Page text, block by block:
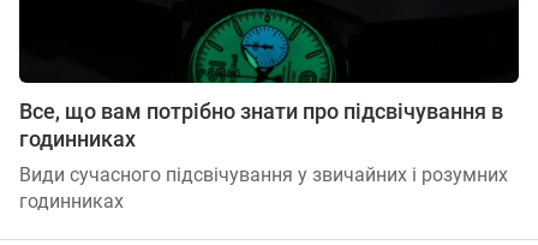
Все, що вам потрібно знати про підсвічування в
годинниках
Види сучасного підсвічування у звичайних і розумних
годинниках